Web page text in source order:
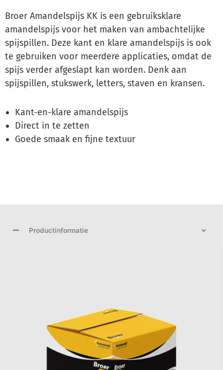
Broer Amandelspijs KK is een gebruiksklare
amandelspijs voor het maken van ambachtelijke
spijspillen. Deze kant en klare amandelspijs is ook
te gebruiken voor meerdere applicaties, omdat de
spijs verder afgeslapt kan worden. Denk aan
spijspillen, stukswerk, letters, staven en kransen.
Kant-en-klare amandelspijs
Direct in te zetten
Goede smaak en fijne textuur
Productinformatie